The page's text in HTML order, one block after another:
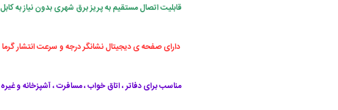
قابلیت اتصال مستقیم به پریز برق شهری بدون نیاز به کابل
دارای صفحه ی دیجیتال نشانگر درجه و سرعت انتشار گرما
مناسب برای دفاتر ، اتاق خواب ، مسافرت ، آشپزخانه و غیره